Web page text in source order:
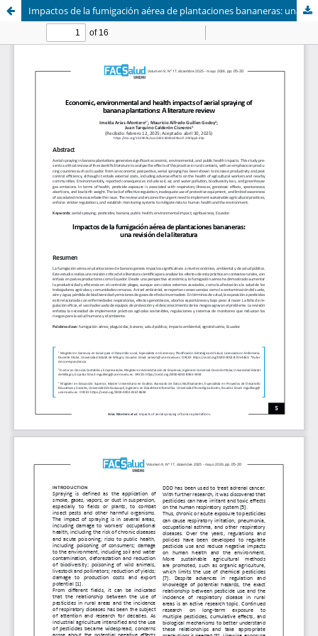
Impactos de la fumigación aérea de plantaciones bananeras: una revisión de la literatura